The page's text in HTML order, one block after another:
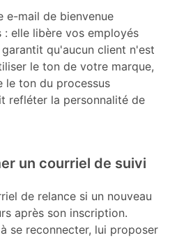
e-mail de bienvenue
: elle libère vos employés
qu'aucun client n'est
le ton de votre marque,
le ton du processus
refléter la personnalité de
un courriel de suivi
de relance si un nouveau
après son inscription.
se reconnecter, lui proposer